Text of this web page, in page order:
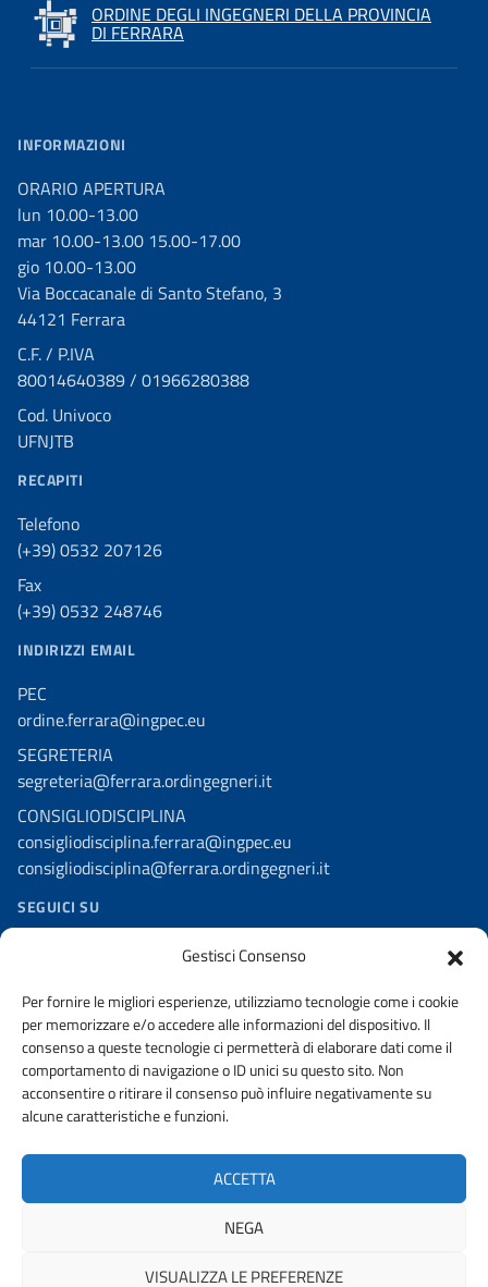
Gestisci Consenso
Per fornire le migliori esperienze, utilizziamo tecnologie come i cookie
per memorizzare e/o accedere alle informazioni del dispositivo. Il
consenso a queste tecnologie ci permetterà di elaborare dati come il
comportamento di navigazione o ID unici su questo sito. Non
acconsentire o ritirare il consenso può influire negativamente su
alcune caratteristiche e funzioni.
ACCETTA
NEGA
VISUALIZZA LE PREFERENZE
ORDINE DEGLI INGEGNERI DELLA PROVINCIA
DI FERRARA
INFORMAZIONI
ORARIO APERTURA
lun 10.00-13.00
mar 10.00-13.00 15.00-17.00
gio 10.00-13.00
Via Boccacanale di Santo Stefano, 3
44121 Ferrara
C.F. / P.IVA
80014640389 / 01966280388
Cod. Univoco
UFNJTB
RECAPITI
Telefono
(+39) 0532 207126
Fax
(+39) 0532 248746
INDIRIZZI EMAIL
PEC
ordine.ferrara@ingpec.eu
SEGRETERIA
segreteria@ferrara.ordingegneri.it
CONSIGLIODISCIPLINA
consigliodisciplina.ferrara@ingpec.eu
consigliodisciplina@ferrara.ordingegneri.it
SEGUICI SU
Facebook – Comm. dell’Informazione
AMMINISTRAZIONE TRASPARENTE
WHISTLEBLOWING PRIVACY POLICY URP
DICHIARAZIONE DI ACCESSIBILITA’
© 2026 ORDINE DEGLI INGEGNERI DELLA PROVINCIA DI FERRARA |